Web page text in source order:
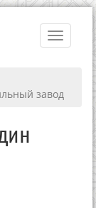
Toggle
завод